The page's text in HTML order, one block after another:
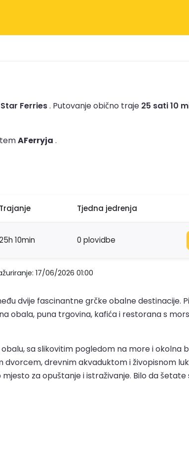
Ferries. Putovanje obično traje 25 sati 10
AFerryja .
Trajanje Tjedna jedrenja
10min 0 plovidbe
17/06/2026 01:00
dvije fascinantne grčke obalne destinacije.
obala, puna trgovina, kafića i restorana s
sa slikovitim pogledom na more i okolna
drevnim akvaduktom i živopisnom
za opuštanje i istraživanje. Bilo da